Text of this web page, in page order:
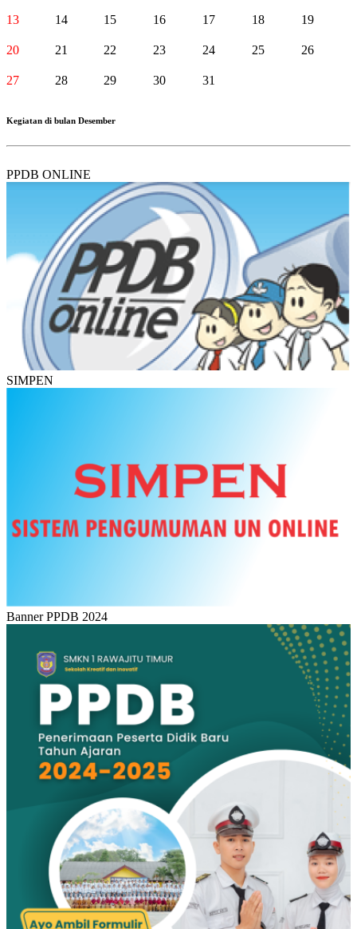
13 14 15 16 17 18 19
20 21 22 23 24 25 26
27 28 29 30 31
Kegiatan di bulan Desember
PPDB ONLINE
SIMPEN
Banner PPDB 2024